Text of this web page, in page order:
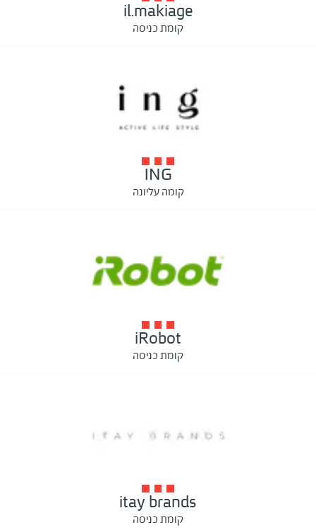
il.makiage
קומת כניסה
ING
קומה עליונה
iRobot
קומת כניסה
itay brands
קומת כניסה